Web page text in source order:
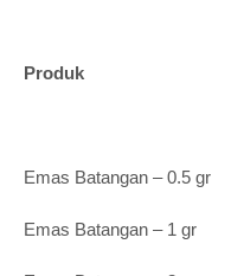
Emas Batangan –
Emas Batangan –